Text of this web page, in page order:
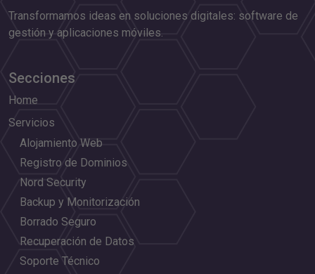
Transformamos ideas en soluciones digitales: software de
gestión y aplicaciones móviles.
Secciones
Home
Servicios
Alojamiento Web
Registro de Dominios
Nord Security
Backup y Monitorización
Borrado Seguro
Recuperación de Datos
Soporte Técnico